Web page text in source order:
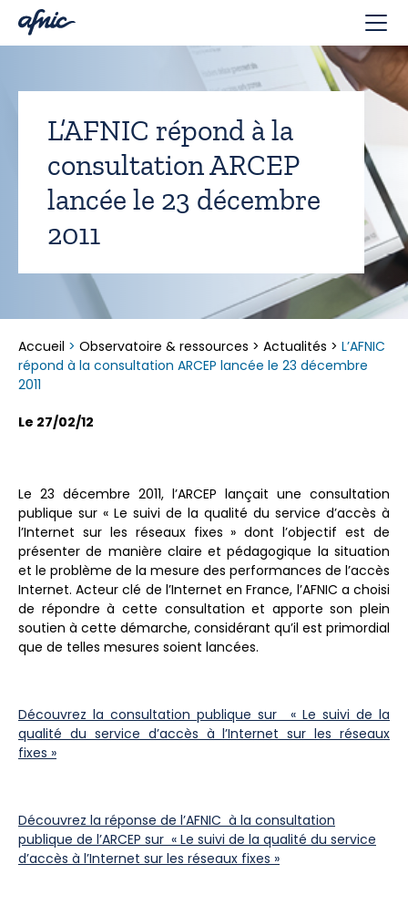
L’AFNIC répond à la
consultation ARCEP
lancée le 23 décembre
2011
Accueil > Observatoire & ressources > Actualités > L’AFNIC
répond à la consultation ARCEP lancée le 23 décembre
2011
Le 27/02/12
Le 23 décembre 2011, l’ARCEP lançait une consultation
publique sur « Le suivi de la qualité du service d’accès à
l’Internet sur les réseaux fixes » dont l’objectif est de
présenter de manière claire et pédagogique la situation
et le problème de la mesure des performances de l’accès
Internet. Acteur clé de l’Internet en France, l’AFNIC a choisi
de répondre à cette consultation et apporte son plein
soutien à cette démarche, considérant qu’il est primordial
que de telles mesures soient lancées.
Découvrez la consultation publique sur « Le suivi de la
qualité du service d’accès à l’Internet sur les réseaux
fixes »
Découvrez la réponse de l’AFNIC à la consultation
publique de l’ARCEP sur « Le suivi de la qualité du service
d’accès à l’Internet sur les réseaux fixes »
Panneau de gestion des cookies